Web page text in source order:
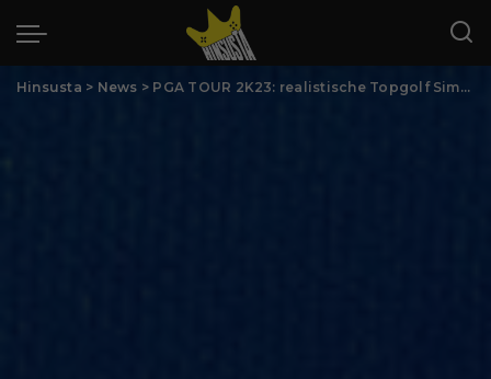
Hinsusta > News > PGA TOUR 2K23: realistische Topgolf Simulation ab Oktober